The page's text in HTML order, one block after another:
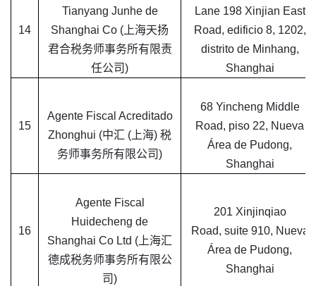
14
Tianyang Junhe de
Shanghai Co (上海天扬
君合税务师事务所有限责
任公司)
Lane 198 Xinjian East
Road, edificio 8, 1202,
distrito de Minhang,
Shanghai
15
Agente Fiscal Acreditado
Zhonghui (中汇 (上海) 税
务师事务所有限公司)
68 Yincheng Middle
Road, piso 22, Nueva
Área de Pudong,
Shanghai
16
Agente Fiscal
Huidecheng de
Shanghai Co Ltd (上海汇
德成税务师事务所有限公
司)
201 Xinjinqiao
Road, suite 910, Nueva
Área de Pudong,
Shanghai